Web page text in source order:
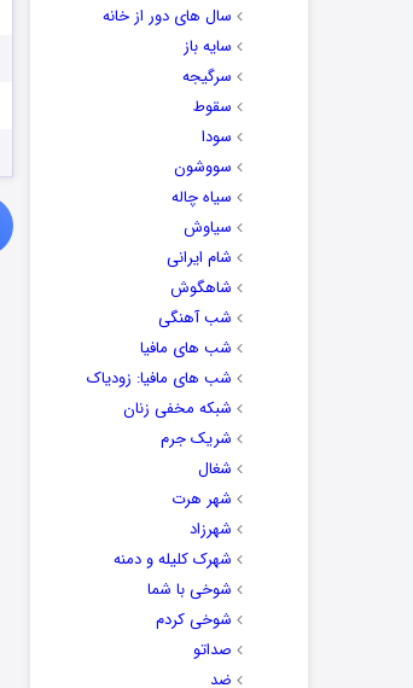
سال های دور از خانه
سایه باز
سرگیجه
سقوط
سودا
سووشون
سیاه چاله
سیاوش
شام ایرانی
شاهگوش
شب آهنگی
شب های مافیا
شب های مافیا: زودیاک
شبکه مخفی زنان
شریک جرم
شغال
شهر هرت
شهرزاد
شهرک کلیله و دمنه
شوخی با شما
شوخی کردم
صداتو
ضد